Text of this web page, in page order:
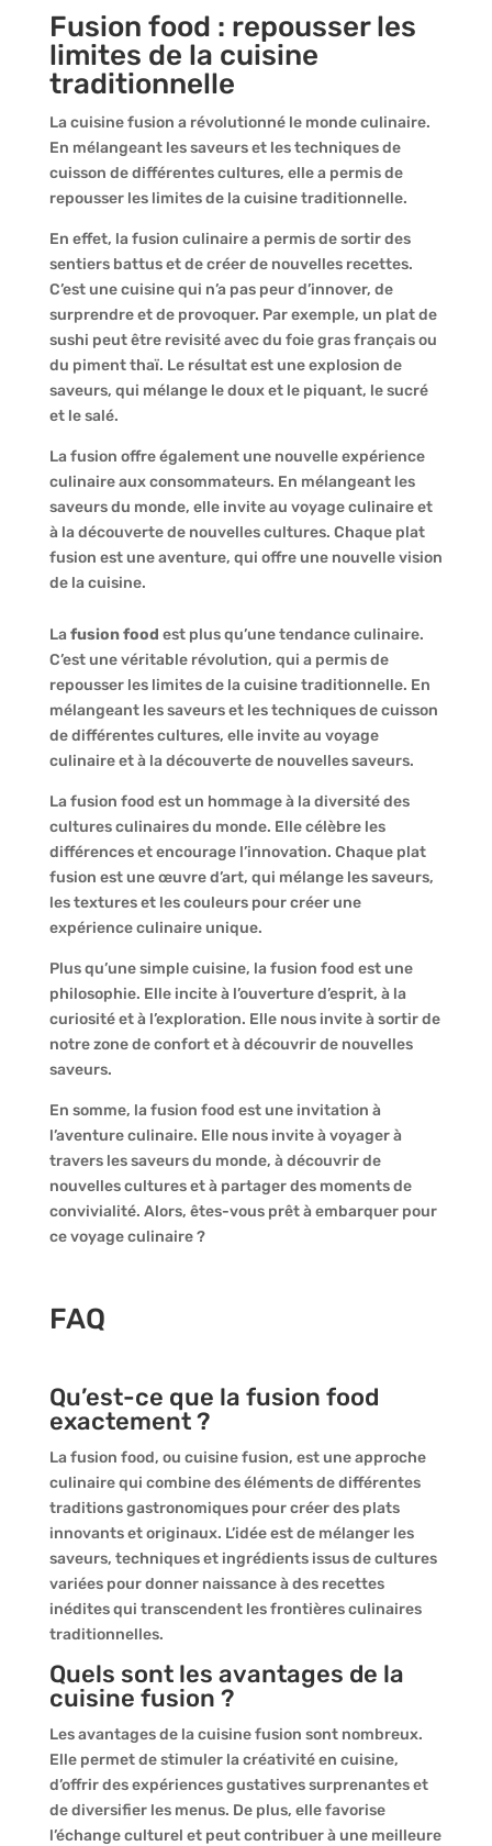
Fusion food : repousser les
limites de la cuisine
traditionnelle
La cuisine fusion a révolutionné le monde culinaire.
En mélangeant les saveurs et les techniques de
cuisson de différentes cultures, elle a permis de
repousser les limites de la cuisine traditionnelle.
En effet, la fusion culinaire a permis de sortir des
sentiers battus et de créer de nouvelles recettes.
C’est une cuisine qui n’a pas peur d’innover, de
surprendre et de provoquer. Par exemple, un plat de
sushi peut être revisité avec du foie gras français ou
du piment thaï. Le résultat est une explosion de
saveurs, qui mélange le doux et le piquant, le sucré
et le salé.
La fusion offre également une nouvelle expérience
culinaire aux consommateurs. En mélangeant les
saveurs du monde, elle invite au voyage culinaire et
à la découverte de nouvelles cultures. Chaque plat
fusion est une aventure, qui offre une nouvelle vision
de la cuisine.
La fusion food est plus qu’une tendance culinaire.
C’est une véritable révolution, qui a permis de
repousser les limites de la cuisine traditionnelle. En
mélangeant les saveurs et les techniques de cuisson
de différentes cultures, elle invite au voyage
culinaire et à la découverte de nouvelles saveurs.
La fusion food est un hommage à la diversité des
cultures culinaires du monde. Elle célèbre les
différences et encourage l’innovation. Chaque plat
fusion est une œuvre d’art, qui mélange les saveurs,
les textures et les couleurs pour créer une
expérience culinaire unique.
Plus qu’une simple cuisine, la fusion food est une
philosophie. Elle incite à l’ouverture d’esprit, à la
curiosité et à l’exploration. Elle nous invite à sortir de
notre zone de confort et à découvrir de nouvelles
saveurs.
En somme, la fusion food est une invitation à
l’aventure culinaire. Elle nous invite à voyager à
travers les saveurs du monde, à découvrir de
nouvelles cultures et à partager des moments de
convivialité. Alors, êtes-vous prêt à embarquer pour
ce voyage culinaire ?
FAQ
Qu’est-ce que la fusion food
exactement ?
La fusion food, ou cuisine fusion, est une approche
culinaire qui combine des éléments de différentes
traditions gastronomiques pour créer des plats
innovants et originaux. L’idée est de mélanger les
saveurs, techniques et ingrédients issus de cultures
variées pour donner naissance à des recettes
inédites qui transcendent les frontières culinaires
traditionnelles.
Quels sont les avantages de la
cuisine fusion ?
Les avantages de la cuisine fusion sont nombreux.
Elle permet de stimuler la créativité en cuisine,
d’offrir des expériences gustatives surprenantes et
de diversifier les menus. De plus, elle favorise
l’échange culturel et peut contribuer à une meilleure